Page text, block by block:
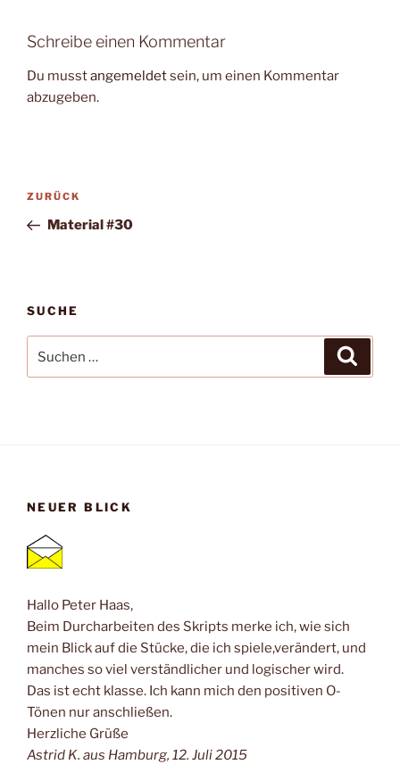
Schreibe einen Kommentar
Du musstangemeldetsein, um einen Kommentar
abzugeben.
Beitragsnavigation
Vorheriger
Beitrag
ZURÜCK
Material #30
SUCHE
nach:
NEUER BLICK
Hallo Peter Haas,
Beim Durcharbeiten des Skripts merke ich, wie sich
mein Blick auf die Stücke, die ich spiele,verändert, und
manches so viel verständlicher und logischer wird.
Das ist echt klasse. Ich kann mich den positiven O-
Tönen nur anschließen.
Herzliche Grüße
Astrid K. aus Hamburg, 12. Juli 2015